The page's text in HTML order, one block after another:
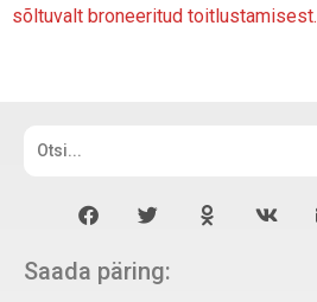
sõltuvalt broneeritud toitlustamisest.
Saada päring: